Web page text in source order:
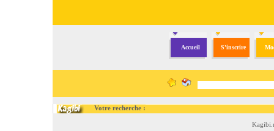
Accueil S'inscrire
Votre recherche :